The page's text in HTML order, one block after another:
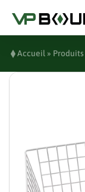
Accueil » Produits